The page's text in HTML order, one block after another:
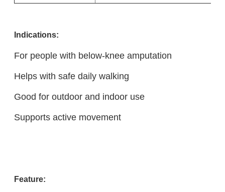
Indications:
For people with below-knee amputation
Helps with safe daily walking
Good for outdoor and indoor use
Supports active movement
Feature: